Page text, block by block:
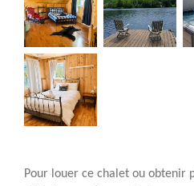
Pour louer ce chalet ou obtenir